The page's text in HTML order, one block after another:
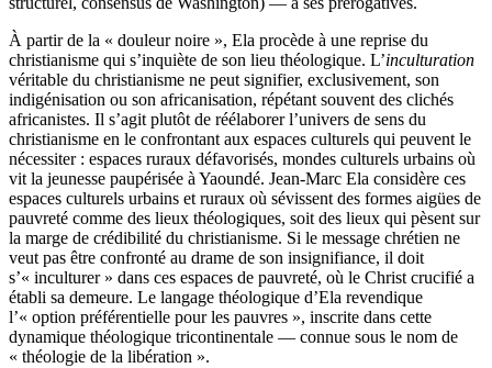
À partir de la « douleur noire », Ela procède à une reprise du
christianisme qui s’inquiète de son lieu théologique. L’inculturation
véritable du christianisme ne peut signifier, exclusivement, son
indigénisation ou son africanisation, répétant souvent des clichés
africanistes. Il s’agit plutôt de réélaborer l’univers de sens du
christianisme en le confrontant aux espaces culturels qui peuvent le
nécessiter : espaces ruraux défavorisés, mondes culturels urbains où
vit la jeunesse paupérisée à Yaoundé. Jean-Marc Ela considère ces
espaces culturels urbains et ruraux où sévissent des formes aigües de
pauvreté comme des lieux théologiques, soit des lieux qui pèsent sur
la marge de crédibilité du christianisme. Si le message chrétien ne
veut pas être confronté au drame de son insignifiance, il doit
s’« inculturer » dans ces espaces de pauvreté, où le Christ crucifié a
établi sa demeure. Le langage théologique d’Ela revendique
l’« option préférentielle pour les pauvres », inscrite dans cette
dynamique théologique tricontinentale — connue sous le nom de
« théologie de la libération ».